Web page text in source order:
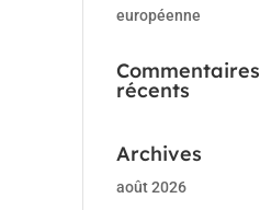
européenne
Commentaires
récents
Archives
août 2026